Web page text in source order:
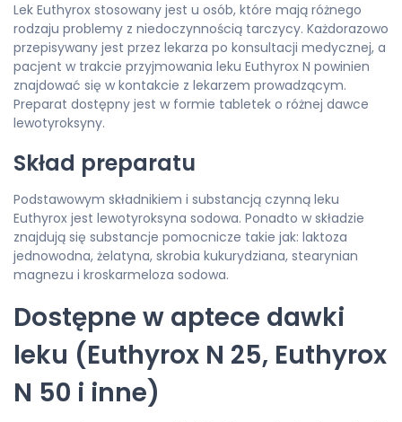
Lek Euthyrox stosowany jest u osób, które mają różnego
rodzaju problemy z niedoczynnością tarczycy. Każdorazowo
przepisywany jest przez lekarza po konsultacji medycznej, a
pacjent w trakcie przyjmowania leku Euthyrox N powinien
znajdować się w kontakcie z lekarzem prowadzącym.
Preparat dostępny jest w formie tabletek o różnej dawce
lewotyroksyny.
Skład preparatu
Podstawowym składnikiem i substancją czynną leku
Euthyrox jest lewotyroksyna sodowa. Ponadto w składzie
znajdują się substancje pomocnicze takie jak: laktoza
jednowodna, żelatyna, skrobia kukurydziana, stearynian
magnezu i kroskarmeloza sodowa.
Dostępne w aptece dawki
leku (Euthyrox N 25, Euthyrox
N 50 i inne)